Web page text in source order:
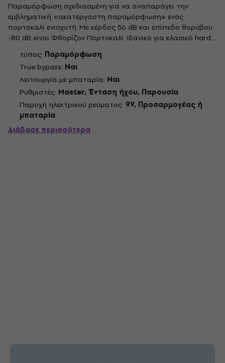
Παραμόρφωση σχεδιασμένη για να αναπαράγει την
εμβληματική «ακατέργαστη παραμόρφωση» ενός
πορτοκαλί ενισχυτή. Με κέρδος 56 dB και επίπεδο θορύβου
-80 dB είναι Φθορίζον Πορτοκαλί. Ιδανικό για κλασικό hard-
rock ήχο. Η Orange ήταν η εταιρεία που δημιούργησε τον
εμβληματικό ήχο και ξεκίνησε στα τέλη της δεκαετίας του
'60 με υποστηρικτές όπως ο Peter...
τύπος: Παραμόρφωση
True bypass: Ναι
Λειτουργία με μπαταρία: Ναι
Ρυθμιστές: Master, Ένταση ήχου, Παρουσία
Παροχή ηλεκτρικού ρεύματος: 9V, Προσαρμογέας ή
μπαταρία
Διάβασε περισσότερα